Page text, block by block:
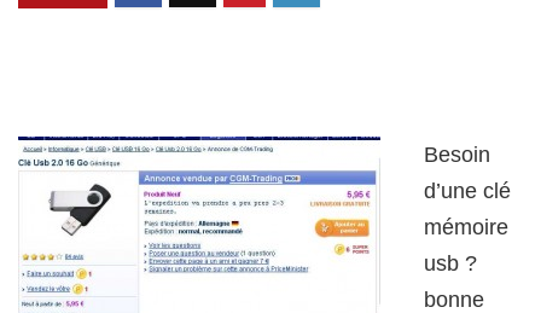
Besoin
d’une clé
mémoire
usb ?
bonne